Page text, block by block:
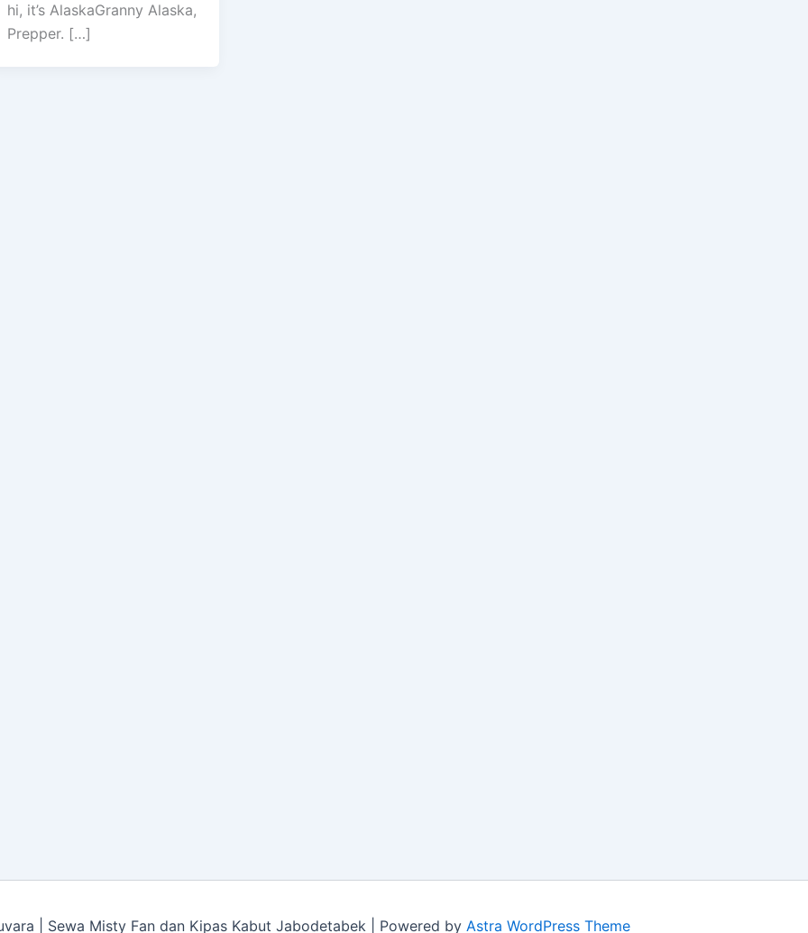
hi, it’s AlaskaGranny Alaska,
Prepper. […]
| Sewa Misty Fan dan Kipas Kabut Jabodetabek | Powered by Astra WordPress Theme